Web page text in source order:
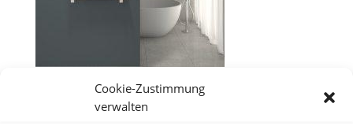
Cookie-Zustimmung
verwalten